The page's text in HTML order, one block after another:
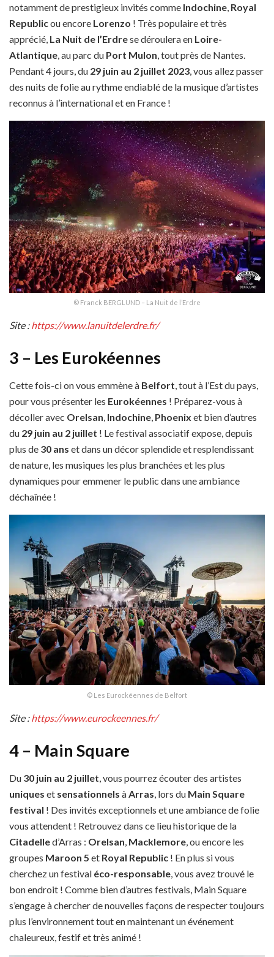
notamment de prestigieux invités comme Indochine Royal
Republicou encore Lorenzo ! Très populaire et très
apprécié, La Nuit de l’Erdrese déroulera en Loire-
Atlantique , au parc du Port Mulon , tout près de Nantes.
Pendant 4 jours, du 29 juin au 2 juillet 2023 , vous allez passer
des nuits de folie au rythme endiablé de la musique d’artistes
reconnus à l’international et en France !
© Franck BERGLUND – La Nuit de l’Erdre
Site :https://www.lanuitdelerdre.fr/
3 – Les Eurokéennes
Cette fois-ci on vous emmène à Belfort , tout à l’Est du pays,
pour vous présenter les Eurokéennes ! Préparez-vous à
décoller avec Orelsan Indochine Phoenix et bien d’autres
du 29 juin au 2 juillet ! Le festival associatif expose, depuis
plus de 30 ans et dans un décor splendide et resplendissant
de nature, les musiques les plus branchées et les plus
dynamiques pour emmener le public dans une ambiance
déchaînée !
© Les Eurockéennes de Belfort
Site :https://www.eurockeennes.fr/
4 – Main Square
Du 30 juin au 2 juillet, vous pourrez écouter des artistes
uniques et sensationnels àArras, lors du Main Square
festival ! Des invités exceptionnels et une ambiance de folie
vous attendent ! Retrouvez dans ce lieu historique de la
Citadelled’Arras : Orelsan, Macklemore, ou encore les
groupes Maroon 5 et Royal Republic ! En plus si vous
cherchez un festival éco-responsable, vous avez trouvé le
bon endroit ! Comme bien d’autres festivals, Main Square
s’engage à chercher de nouvelles façons de respecter toujours
plus l’environnement tout en maintenant un événement
chaleureux, festif et très animé !